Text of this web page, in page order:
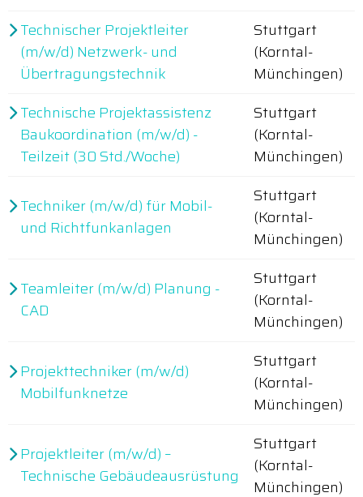
Technischer Projektleiter
(m/w/d) Netzwerk- und
Übertragungstechnik
Stuttgart
(Korntal-
Münchingen)
Technische Projektassistenz
Baukoordination (m/w/d) -
Teilzeit (30 Std./Woche)
Stuttgart
(Korntal-
Münchingen)
Techniker (m/w/d) für Mobil-
und Richtfunkanlagen
Stuttgart
(Korntal-
Münchingen)
Teamleiter (m/w/d) Planung -
CAD
Stuttgart
(Korntal-
Münchingen)
Projekttechniker (m/w/d)
Mobilfunknetze
Stuttgart
(Korntal-
Münchingen)
Projektleiter (m/w/d) –
Technische Gebäudeausrüstung
Stuttgart
(Korntal-
Münchingen)